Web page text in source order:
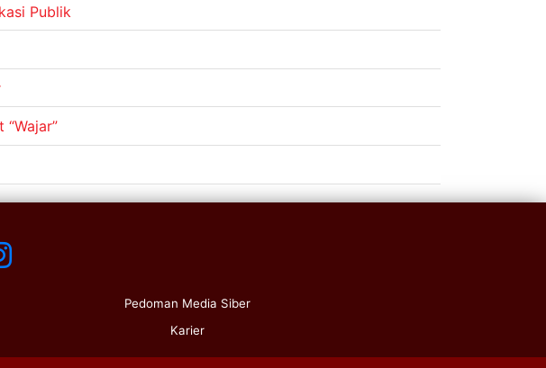
Publik
Pedoman Media Siber
Karier